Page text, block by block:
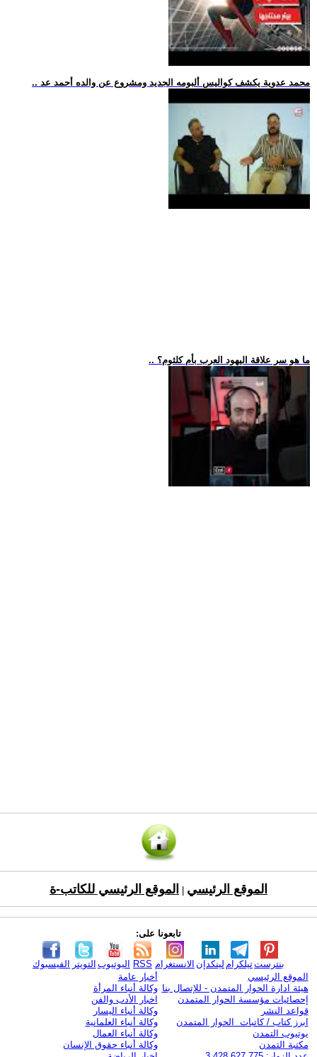
.. محمد عدوية يكشف كواليس ألبومه الجديد ومشروع عن والده أحمد عد
.. ما هو سر علاقة اليهود العرب بأم كلثوم؟
الموقع الرئيسي الموقع الرئيسي للكاتب-ة
تابعونا على:
الفيسبوك التويتر اليوتيوب RSS الانستغرام لينكدإن تيلكرامبنترست
الموقع الرئيسي
هيئة ادارة الحوار المتمدن - للإتصال بنا
إحصائيات مؤسسة الحوار المتمدن
قواعد النشر
ابرز كتاب / كاتبات الحوار المتمدن
يوتيوب التمدن
مكتبة التمدن
أخبار عامة
وكالة أنباء المرأة
اخبار الأدب والفن
وكالة أنباء اليسار
وكالة أنباء العلمانية
وكالة أنباء العمال
وكالة أنباء حقوق الإنسان